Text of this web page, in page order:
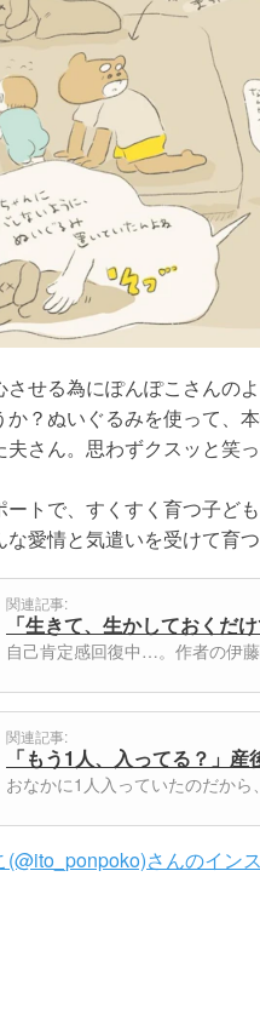
させる為にぽんぽこさんの
か？ぬいぐるみを使って、
夫さん。思わずクスッと笑っ
ートで、すくすく育つ子ど
な愛情と気遣いを受けて育つ
関連記事:
「生きて、生かしておくだ
自己肯定感回復中…。作者の伊
関連記事:
「もう1人、入ってる？」
おなかに1人入っていたのだか
(@ito_ponpoko)さんのイン